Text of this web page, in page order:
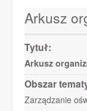
Arkusz
Tytuł:
Arkusz
Obszar
Zarządzanie